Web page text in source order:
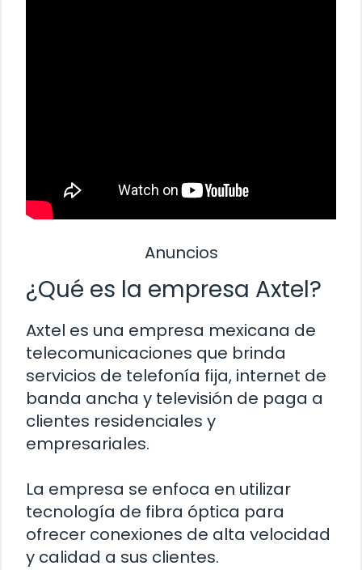
Anuncios
¿Qué es la empresa Axtel?
Axtel es una empresa mexicana de
telecomunicaciones que brinda
servicios de telefonía fija, internet de
banda ancha y televisión de paga a
clientes residenciales y
empresariales.
La empresa se enfoca en utilizar
tecnología de fibra óptica para
ofrecer conexiones de alta velocidad
y calidad a sus clientes.